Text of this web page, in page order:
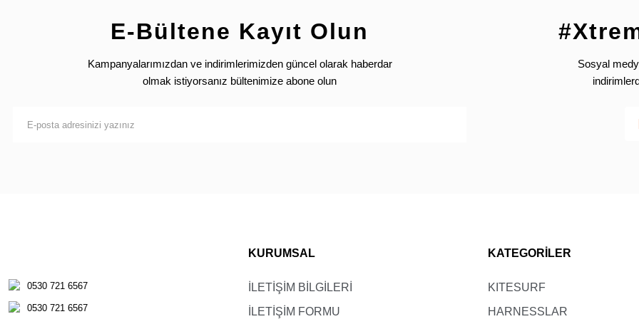
E-Bültene Kayıt Olun
Kampanyalarımızdan ve indirimlerimizden güncel olarak haberdar
olmak istiyorsanız bültenimize abone olun
Sosyal
0530 721 6567
0530 721 6567
KURUMSAL
İLETİŞİM BİLGİLERİ
İLETİŞİM FORMU
KATEGORİLER
KITESURF
HARNESSLAR